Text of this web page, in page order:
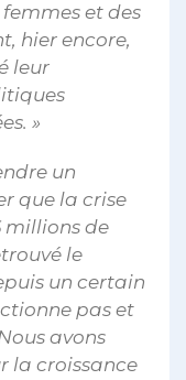
et des
hier encore,
leur
»
un
que la crise
millions de
le
un certain
pas et
avons
la croissance